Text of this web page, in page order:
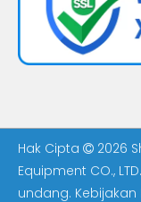
Hak Cipta  2026
Equipment CO.,
undang. Kebijakan